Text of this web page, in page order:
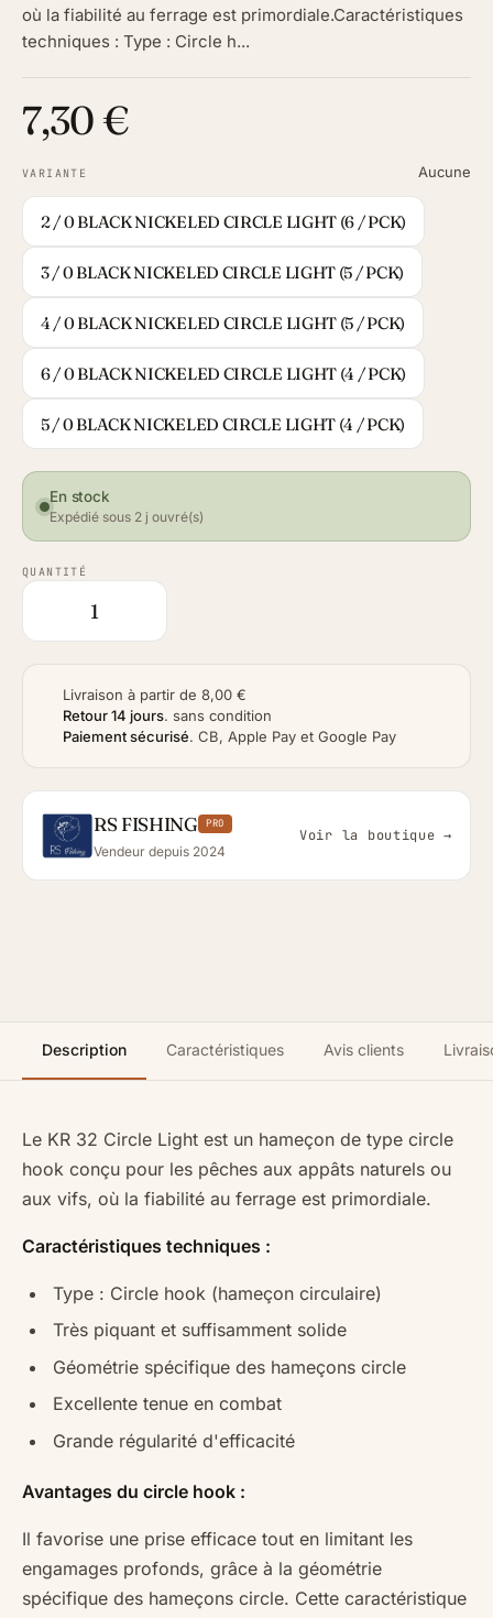
où la fiabilité au ferrage est primordiale.Caractéristiques
techniques : Type : Circle h...
7,30 €
VARIANTE Aucune
2 / 0 BLACK NICKELED CIRCLE LIGHT (6 / PCK)
3 / 0 BLACK NICKELED CIRCLE LIGHT (5 / PCK)
4 / 0 BLACK NICKELED CIRCLE LIGHT (5 / PCK)
6 / 0 BLACK NICKELED CIRCLE LIGHT (4 / PCK)
5 / 0 BLACK NICKELED CIRCLE LIGHT (4 / PCK)
En stock
Expédié sous 2 j ouvré(s)
QUANTITÉ
Livraison à partir de 8,00 €
Retour 14 jours. sans condition
Paiement sécurisé. CB, Apple Pay et Google Pay
RS FISHING PRO
Vendeur depuis 2024
Voir la boutique →
Description Caractéristiques Avis clients
Le KR 32 Circle Light est un hameçon de type circle
hook conçu pour les pêches aux appâts naturels ou
aux vifs, où la fiabilité au ferrage est primordiale.
Caractéristiques techniques :
Type : Circle hook (hameçon circulaire)
Très piquant et suffisamment solide
Géométrie spécifique des hameçons circle
Excellente tenue en combat
Grande régularité d'efficacité
Avantages du circle hook :
Il favorise une prise efficace tout en limitant les
engamages profonds, grâce à la géométrie
spécifique des hameçons circle. Cette caractéristique